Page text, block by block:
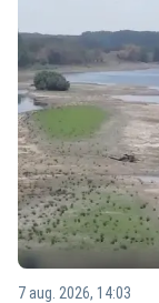
7 aug. 2026, 14:03